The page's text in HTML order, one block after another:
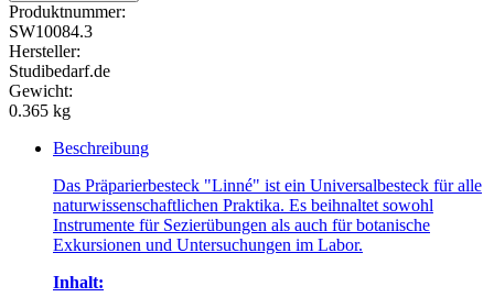
Produktnummer:
SW10084.3
Hersteller:
Studibedarf.de
Gewicht:
0.365 kg
Beschreibung
Das Präparierbesteck "Linné" ist ein Universalbesteck für alle
naturwissenschaftlichen Praktika. Es beihnaltet sowohl
Instrumente für Sezierübungen als auch für botanische
Exkursionen und Untersuchungen im Labor.
Inhalt: